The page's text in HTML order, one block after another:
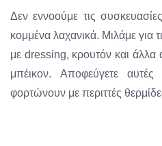
Δεν εννοούμε τις
κομμένα λαχανικά. Μιλάμε για
με dressing, κρουτόν και άλλα
μπέικον. Αποφεύγετε
φορτώνουν με περιττές